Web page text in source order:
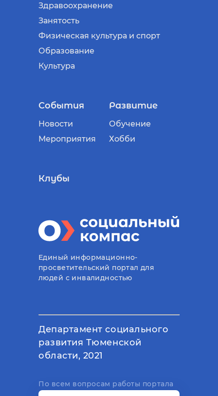
Здравоохранение
Занятость
Физическая культура и спорт
Образование
Культура
События
Новости
Мероприятия
Развитие
Обучение
Хобби
Клубы
Единый информационно-
просветительский портал для
людей с инвалидностью
Департамент социального
развития Тюменской
области, 2021
По всем вопросам работы портала